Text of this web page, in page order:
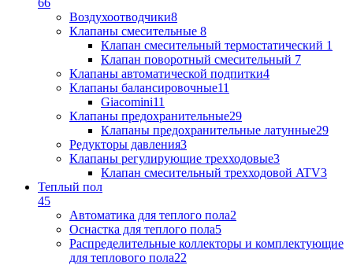
66
Воздухоотводчики8
Клапаны cмесительные 8
Клапан cмесительный термостатический 1
Клапан поворотный cмесительный 7
Клапаны автоматической подпитки4
Клапаны балансировочные11
Giacomini11
Клапаны предохранительные29
Клапаны предохранительные латунные29
Редукторы давления3
Клапаны регулирующие трехходовые3
Клапан смесительный трехходовой ATV3
Теплый пол
45
Автоматика для теплого пола2
Оснастка для теплого пола5
Распределительные коллекторы и комплектующие
для теплового пола22